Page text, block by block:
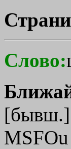
Слово:
[бывш.]
МSFОu